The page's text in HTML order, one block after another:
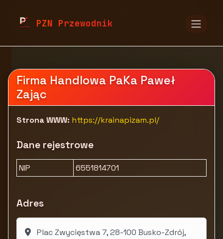
PZN Przewodnik
Odzież
Sklep z piżamami - Kraina Piżam
Firma Handlowa PaKa Paweł
Zając
Strona WWW: https://krainapizam.pl/
Dane rejestrowe
NIP 6551814701
Adres
Plac Zwycięstwa 7, 28-100 Busko-Zdrój,